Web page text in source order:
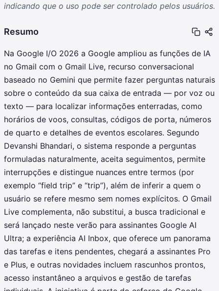
indicando que o uso pode ser controlado pelos usuários.
Resumo
Na Google I/O 2026 a Google ampliou as funções de IA
no Gmail com o Gmail Live, recurso conversacional
baseado no Gemini que permite fazer perguntas naturais
sobre o conteúdo da sua caixa de entrada — por voz ou
texto — para localizar informações enterradas, como
horários de voos, consultas, códigos de porta, números
de quarto e detalhes de eventos escolares. Segundo
Devanshi Bhandari, o sistema responde a perguntas
formuladas naturalmente, aceita seguimentos, permite
interrupções e distingue nuances entre termos (por
exemplo “field trip” e “trip”), além de inferir a quem o
usuário se refere mesmo sem nomes explícitos. O Gmail
Live complementa, não substitui, a busca tradicional e
será lançado neste verão para assinantes Google AI
Ultra; a experiência AI Inbox, que oferece um panorama
das tarefas e itens pendentes, chegará a assinantes Pro
e Plus, e outras novidades incluem rascunhos prontos,
acesso instantâneo a arquivos e gestão de tarefas